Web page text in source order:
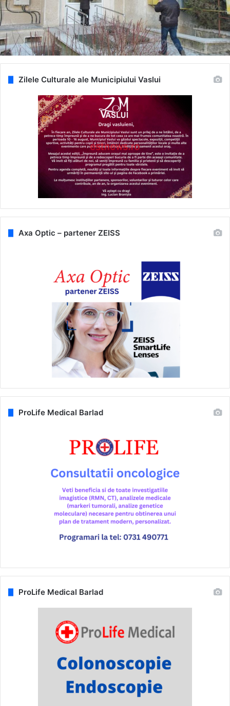
Zilele Culturale ale Municipiului Vaslui
Axa Optic – partener ZEISS
ProLife Medical Barlad
ProLife Medical Barlad